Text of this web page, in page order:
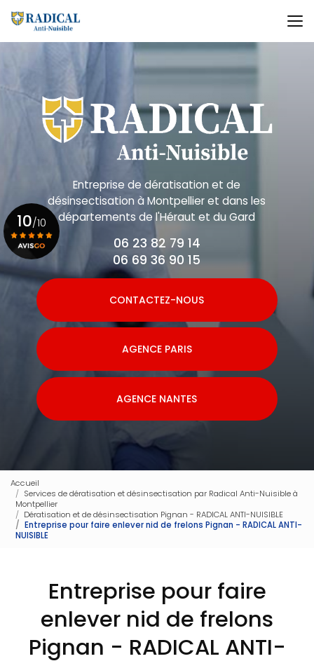
au
contenu
principal
Entreprise de dératisation et de
désinsectisationà Montpellier et dans les
départements de l'Héraut et du Gard
06 23 82 79 14
06 69 36 90 15
CONTACTEZ-NOUS
AGENCE PARIS
AGENCE NANTES
10/10
Voir le certificat
Accueil
Services de dératisation et désinsectisation par Radical Anti-Nuisible à
Montpellier
Dératisation et de désinsectisation Pignan - RADICAL ANTI-NUISIBLE
Entreprise pour faire enlever nid de frelons Pignan - RADICAL ANTI-
NUISIBLE
Entreprise pour faire
enlever nid de frelons
Pignan - RADICAL ANTI-